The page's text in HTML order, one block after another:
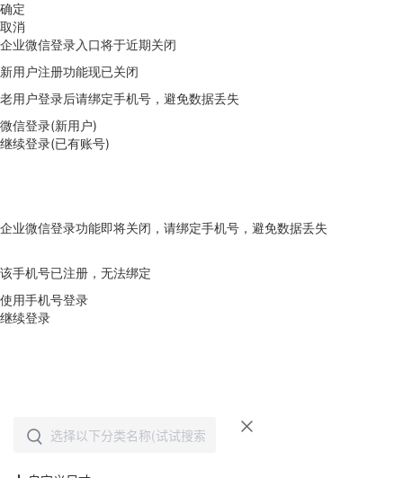
确定
取消
企业微信登录入口将于近期关闭
新用户注册功能现已关闭
老用户登录后请绑定手机号，避免数据丢失
微信登录(新用户)
继续登录(已有账号)
企业微信登录功能即将关闭，请绑定手机号，避免数据丢失
该手机号已注册，无法绑定
使用手机号登录
继续登录